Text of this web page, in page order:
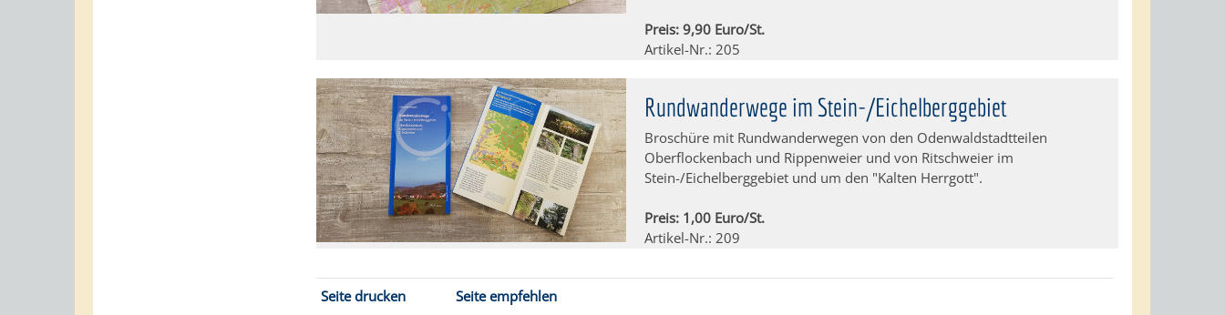
Preis: 9,90 Euro/St.
Artikel-Nr.: 205
Rundwanderwege im Stein-/Eichelberggebiet
Broschüre mit Rundwanderwegen von den Odenwaldstadtteilen
Oberflockenbach und Rippenweier und von Ritschweier im
Stein-/Eichelberggebiet und um den "Kalten Herrgott".
Preis: 1,00 Euro/St.
Artikel-Nr.: 209
Seite drucken Seite empfehlen